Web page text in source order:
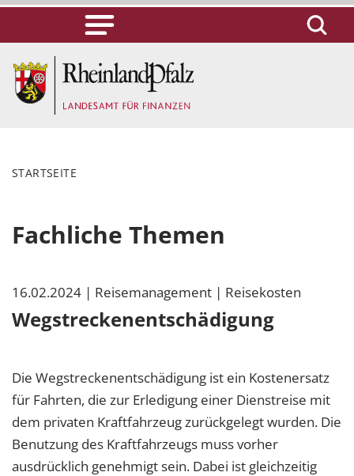
STARTSEITE
Fachliche Themen
16.02.2024 | Reisemanagement | Reisekosten
Wegstreckenentschädigung
Die Wegstreckenentschädigung ist ein Kostenersatz
für Fahrten, die zur Erledigung einer Dienstreise mit
dem privaten Kraftfahrzeug zurückgelegt wurden. Die
Benutzung des Kraftfahrzeugs muss vorher
ausdrücklich genehmigt sein. Dabei ist gleichzeitig